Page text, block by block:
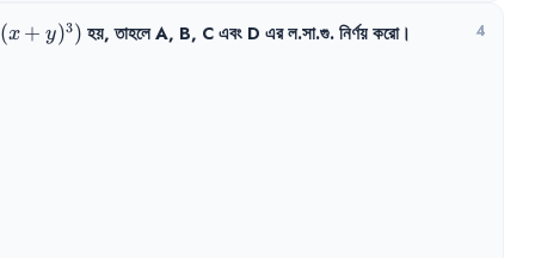
(x + y)3) হয়, তাহলেA, B, Cএবং D এরল.সা.গু.নির্ণয়করো। 4